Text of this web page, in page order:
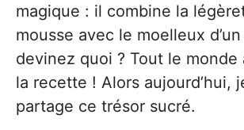
magique : il combine la
mousse avec le moelleux
devinez quoi ? Tout le monde
la recette ! Alors aujourd’hui,
partage ce trésor sucré.